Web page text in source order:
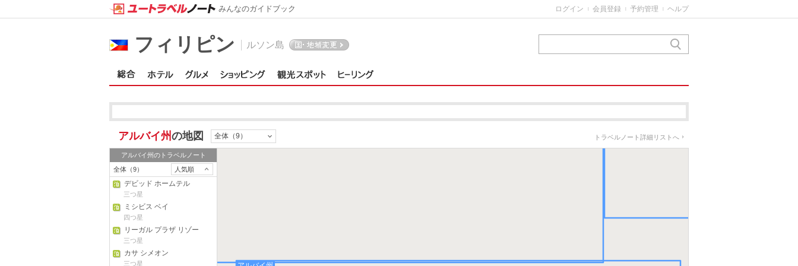
フィリピン ルソン島
アルバイ州の地図 全体（9） トラベルノート詳細リストへ
アルバイ州 のトラベルノート
全体（9）
人気順
デビッド ホームテル
三つ星
ミシビス ベイ
四つ星
リーガル プラザ リゾー
ト
三つ星
カサ シメオン
三つ星
ネス・スル州
みんなのガイドブック ログイン 会員登録 予約管理 ヘルプ